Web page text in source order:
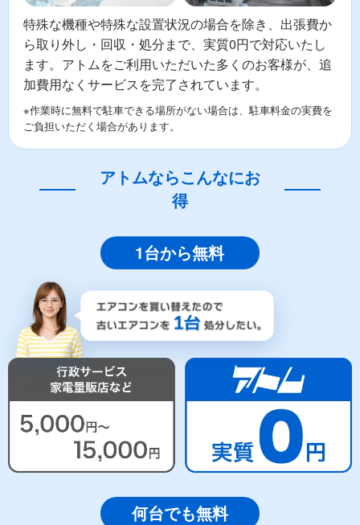
特殊な機種や特殊な設置状況の場合を除き、出張費か
ら取り外し・回収・処分まで、実質0円で対応いたし
ます。アトムをご利用いただいた多くのお客様が、追
加費用なくサービスを完了されています。
※作業時に無料で駐車できる場所がない場合は、駐車料金の実費を
ご負担いただく場合があります。
アトムならこんなにお
得
1台から無料
何台でも無料